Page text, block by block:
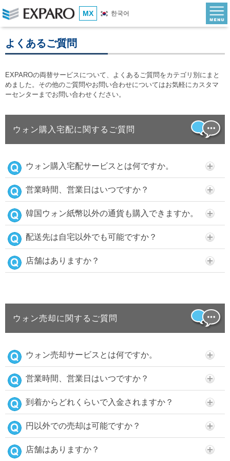
MX 한국어
よくあるご質問
EXPAROの両替サービスについて、よくあるご質問をカテゴリ別にまと
めました。その他のご質問やお問い合わせについてはお気軽にカスタマ
ーセンターまでお問い合わせください。
ウォン購入宅配に関するご質問
ウォン購入宅配サービスとは何ですか。
営業時間、営業日はいつですか？
韓国ウォン紙幣以外の通貨も購入できますか。
配送先は自宅以外でも可能ですか？
店舗はありますか？
ウォン売却に関するご質問
ウォン売却サービスとは何ですか。
営業時間、営業日はいつですか？
到着からどれくらいで入金されますか？
円以外での売却は可能ですか？
店舗はありますか？